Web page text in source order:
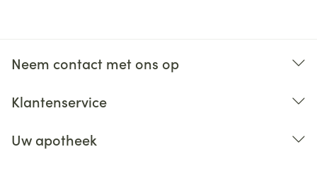
verminderde leverfunctie.
Toedieningswijze
Neem contact met ons op
Klantenservice
Uw apotheek